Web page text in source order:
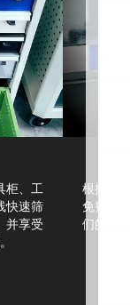
柜、工
快速筛
并享受
根据现
免费空
们的项